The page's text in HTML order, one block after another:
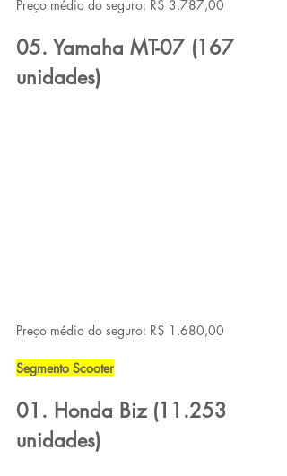
Preço médio do seguro: R$ 3.787,00
05. Yamaha MT-07 (167
unidades)
Preço médio do seguro: R$ 1.680,00
Segmento Scooter
01. Honda Biz (11.253
unidades)